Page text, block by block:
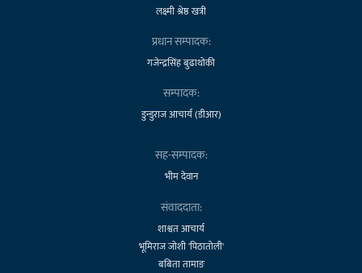
लक्ष्मी श्रेष्ठ खत्री
प्रधान सम्पादक:
गजेन्द्रसिंह बुढाथोकी
सम्पादक:
डुन्डुराज आचार्य (डीआर)
सह-सम्पादक:
भीम देवान
संवाददाता:
शाश्वत आचार्य
भूमिराज जोशी 'पिठातोली'
बबिता तामाङ